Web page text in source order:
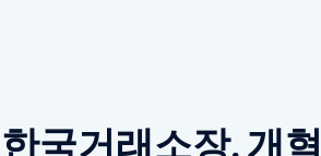
한국거래소장, 개